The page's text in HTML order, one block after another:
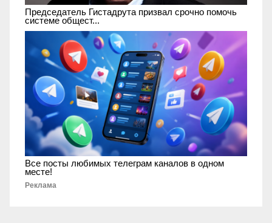
Председатель Гистадрута призвал срочно помочь
системе общест...
Все посты любимых телеграм каналов в одном
месте!
Реклама